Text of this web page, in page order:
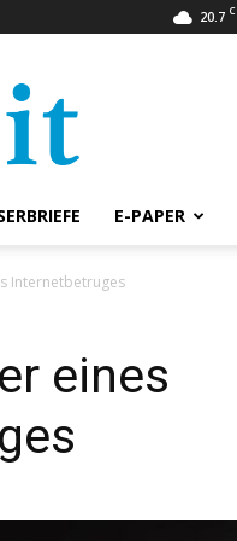
20.7 C
E-PAPER
Internetbetruges
eines